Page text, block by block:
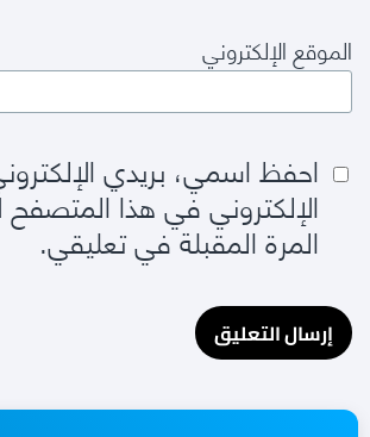
الموقع الإلكتروني
احفظ اسمي، بريدي
الإلكتروني في هذا المتصفح
المرة المقبلة في تعليقي.